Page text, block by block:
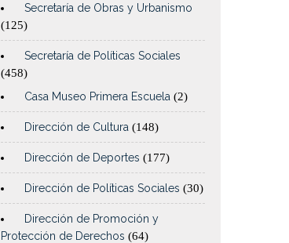
Secretaría de Obras y Urbanismo
(125)
Secretaría de Políticas Sociales
(458)
Casa Museo Primera Escuela (2)
Dirección de Cultura (148)
Dirección de Deportes (177)
Dirección de Políticas Sociales (30)
Dirección de Promoción y
Protección de Derechos (64)